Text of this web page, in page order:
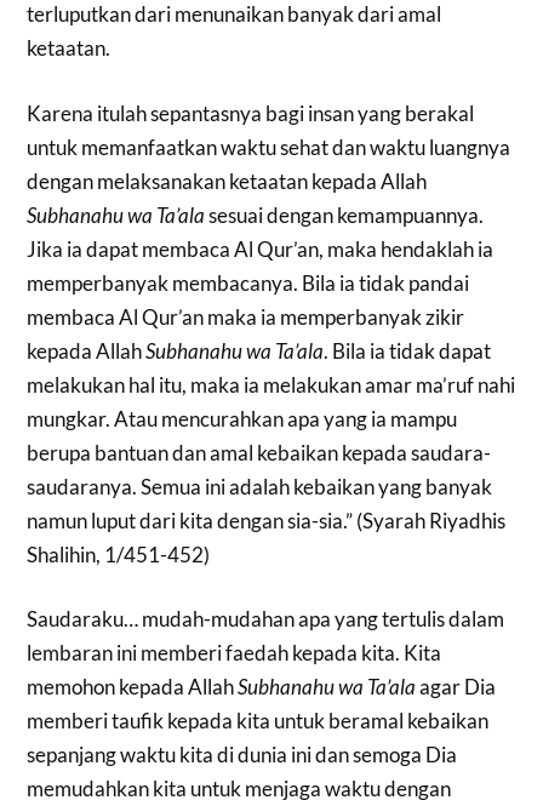
terluputkan dari menunaikan banyak dari amal
ketaatan.
Karena itulah sepantasnya bagi insan yang berakal
untuk memanfaatkan waktu sehat dan waktu luangnya
dengan melaksanakan ketaatan kepada Allah
Subhanahu wa Ta’alasesuai dengan kemampuannya.
Jika ia dapat membaca Al Qur’an, maka hendaklah ia
memperbanyak membacanya. Bila ia tidak pandai
membaca Al Qur’an maka ia memperbanyak zikir
kepada AllahSubhanahu wa Ta’ala. Bila ia tidak dapat
melakukan hal itu, maka ia melakukan amar ma’ruf nahi
mungkar. Atau mencurahkan apa yang ia mampu
berupa bantuan dan amal kebaikan kepada saudara-
saudaranya. Semua ini adalah kebaikan yang banyak
namun luput dari kita dengan sia-sia.” (Syarah Riyadhis
Shalihin, 1/451-452)
Saudaraku… mudah-mudahan apa yang tertulis dalam
lembaran ini memberi faedah kepada kita. Kita
memohon kepada AllahSubhanahu wa Ta’alaagar Dia
memberi taufik kepada kita untuk beramal kebaikan
sepanjang waktu kita di dunia ini dan semoga Dia
memudahkan kita untuk menjaga waktu dengan